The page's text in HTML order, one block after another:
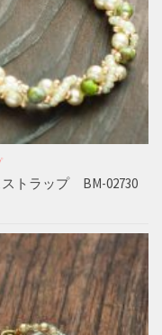
トラップ BM-02730